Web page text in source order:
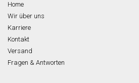
Home
Wir über uns
Karriere
Kontakt
Versand
Fragen & Antworten